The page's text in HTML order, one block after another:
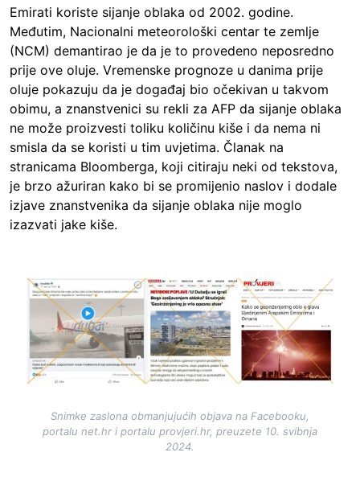
Emirati koriste sijanje oblaka od 2002. godine.
Međutim, Nacionalni meteorološki centar te zemlje
(NCM) demantirao je da je to provedeno neposredno
prije ove oluje. Vremenske prognoze u danima prije
oluje pokazuju da je događaj bio očekivan u takvom
obimu, a znanstvenici su rekli za AFP da sijanje oblaka
ne može proizvesti toliku količinu kiše i da nema ni
smisla da se koristi u tim uvjetima. Članak na
stranicama Bloomberga, koji citiraju neki od tekstova,
je brzo ažuriran kako bi se promijenio naslov i dodale
izjave znanstvenika da sijanje oblaka nije moglo
izazvati jake kiše.
Image
Snimke zaslona obmanjujućih objava na Facebooku,
portalu net.hr i portalu provjeri.hr, preuzete 10. svibnja
2024.